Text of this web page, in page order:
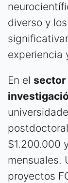
diverso y
experiencia
En el sector
$1.200.000
mensuales.
proyectos